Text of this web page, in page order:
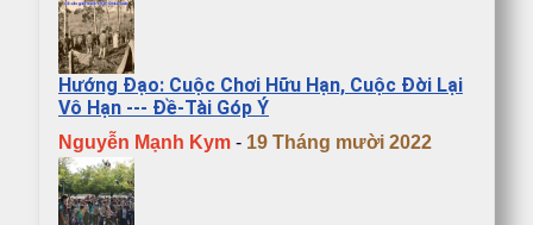
Hướng Đạo: Cuộc Chơi Hữu Hạn, Cuộc Đời Lại
Vô Hạn --- Đề-Tài Góp Ý
Nguyễn Mạnh Kym - 19 Tháng mười 2022